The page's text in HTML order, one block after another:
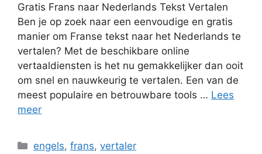
Gratis Frans naar Nederlands Tekst Vertalen
Ben je op zoek naar een eenvoudige en gratis
manier om Franse tekst naar het Nederlands te
vertalen? Met de beschikbare online
vertaaldiensten is het nu gemakkelijker dan ooit
om snel en nauwkeurig te vertalen. Een van de
meest populaire en betrouwbare tools … Lees
meer
Categorieën
engels,frans,vertaler